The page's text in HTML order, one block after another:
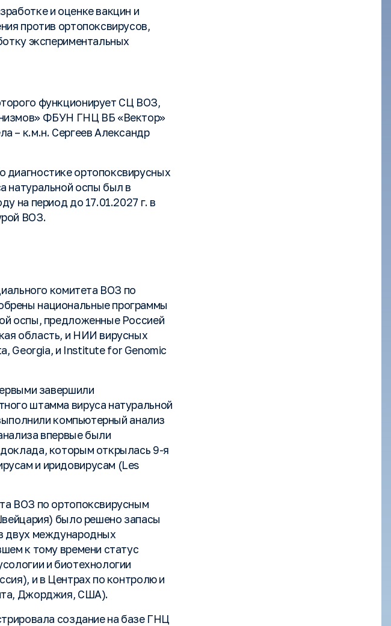
и оценке вакцин и
против ортопоксвирусов,
экспериментальных
функционирует СЦ ВОЗ,
ФБУН ГНЦ ВБ «Вектор»
– к.м.н. Сергеев Александр
ортопоксвирусных
натуральной оспы был в
на период до 17.01.2027 г. в
ВОЗ.
комитета ВОЗ по
национальные программы
оспы, предложенные Россией
область, и НИИ вирусных
Georgia, и Institute for Genomic
завершили
штамма вируса натуральной
компьютерный анализ
впервые были
которым открылась 9-я
и иридовирусам (Les
ВОЗ по ортопоксвирусным
было решено запасы
двух международных
к тому времени статус
и биотехнологии
и в Центрах по контролю и
Джорджия, США).
создание на базе ГНЦ